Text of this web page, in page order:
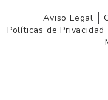
Aviso Legal
Políticas de Privacidad